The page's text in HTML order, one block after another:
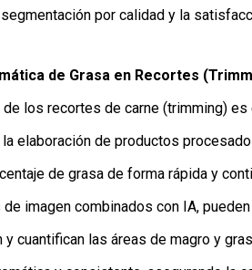
por calidad y la
de Grasa en Recortes
los recortes de carne (trimming)
elaboración de productos
de grasa de forma rápida y
imagen combinados con IA,
cuantifican las áreas de magro y